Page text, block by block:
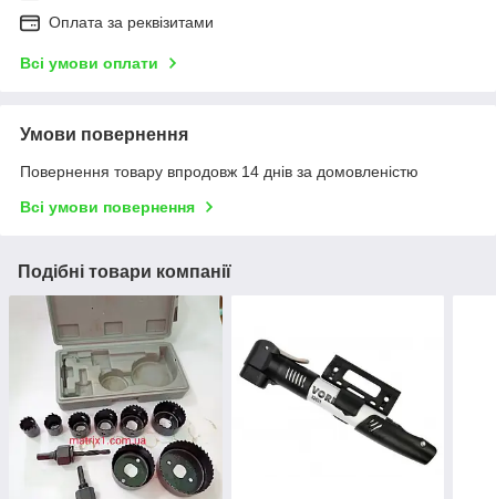
Оплата за реквізитами
Всі умови оплати
Умови повернення
Повернення товару впродовж 14 днів за домовленістю
Всі умови повернення
Подібні товари компанії